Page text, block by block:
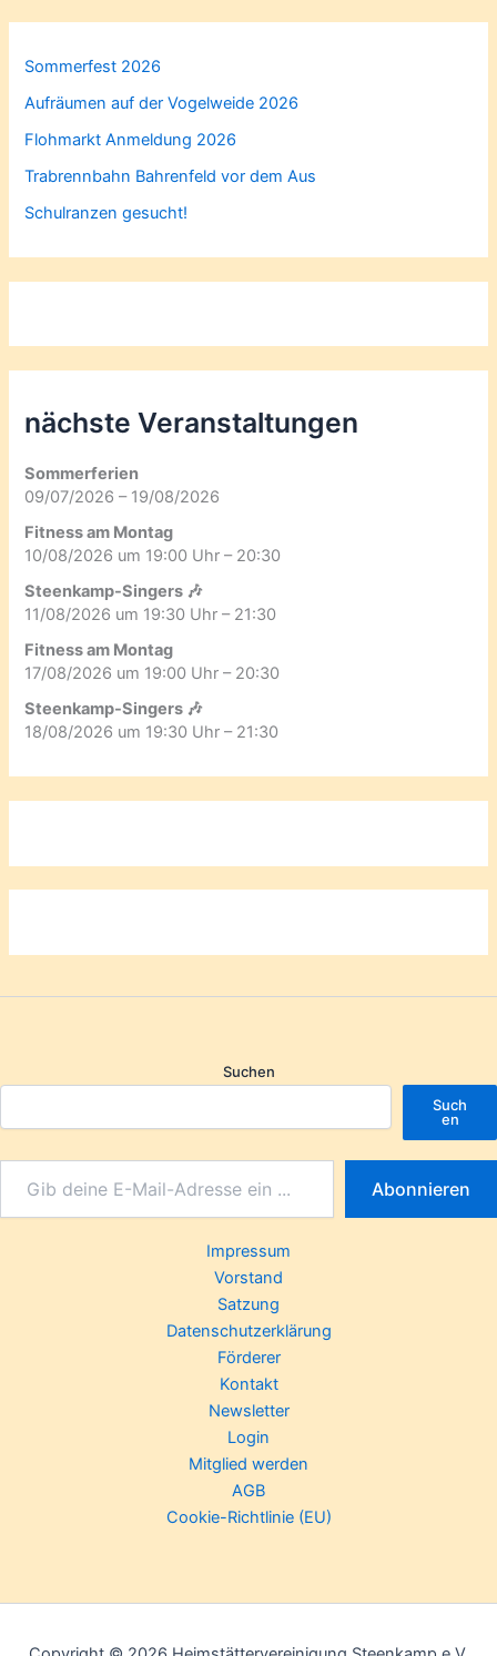
Sommerfest 2026
Aufräumen auf der Vogelweide 2026
Flohmarkt Anmeldung 2026
Trabrennbahn Bahrenfeld vor dem Aus
Schulranzen gesucht!
nächste Veranstaltungen
Sommerferien
09/07/2026 – 19/08/2026
Fitness am Montag
10/08/2026 um 19:00 Uhr – 20:30
Steenkamp-Singers 🎶
11/08/2026 um 19:30 Uhr – 21:30
Fitness am Montag
17/08/2026 um 19:00 Uhr – 20:30
Steenkamp-Singers 🎶
18/08/2026 um 19:30 Uhr – 21:30
Suchen
Such
en
Abonnieren
Impressum
Vorstand
Satzung
Datenschutzerklärung
Förderer
Kontakt
Newsletter
Login
Mitglied werden
AGB
Cookie-Richtlinie (EU)